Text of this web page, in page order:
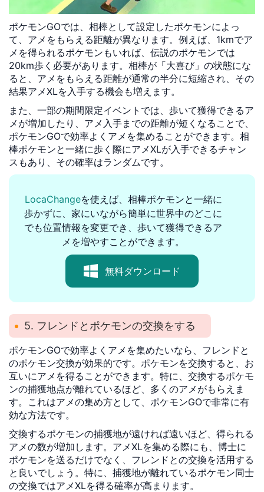
ポケモンGOでは、相棒として設定したポケモンによっ
て、アメをもらえる距離が異なります。例えば、1kmでア
メを得られるポケモンもいれば、伝説のポケモンでは
20km歩く必要があります。相棒が「大喜び」の状態にな
ると、アメをもらえる距離が通常の半分に短縮され、その
結果アメXLを入手する機会も増えます。
また、一部の期間限定イベントでは、歩いて獲得できるア
メが増加したり、アメ入手までの距離が短くなることで、
ポケモンGOで効率よくアメを集めることができます。相
棒ポケモンと一緒に歩く際にアメXLが入手できるチャン
スもあり、その確率はランダムです。
LocaChangeを使えば、相棒ポケモンと一緒に
歩かずに、家にいながら簡単に世界中のどこに
でも位置情報を変更でき、歩いて獲得できるア
メを増やすことができます。
無料ダウンロード
5. フレンドとポケモンの交換をする
ポケモンGOで効率よくアメを集めたいなら、フレンドと
のポケモン交換が効果的です。ポケモンを交換すると、お
互いにアメを得ることができます。特に、交換するポケモ
ンの捕獲地点が離れているほど、多くのアメがもらえま
す。これはアメの集め方として、ポケモンGOで非常に有
効な方法です。
交換するポケモンの捕獲地が遠ければ遠いほど、得られる
アメの数が増加します。アメXLを集める際にも、博士に
ポケモンを送るだけでなく、フレンドとの交換を活用する
と良いでしょう。特に、捕獲地が離れているポケモン同士
の交換ではアメXLを得る確率が高まります。